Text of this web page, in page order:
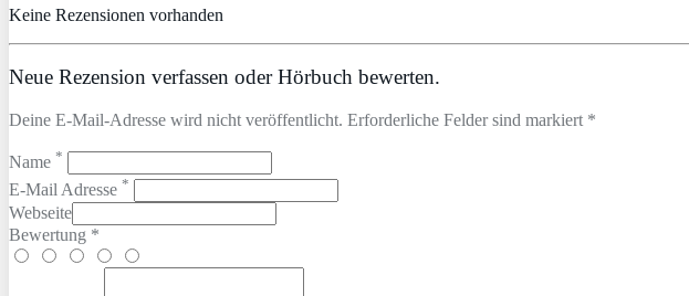
Keine Rezensionen vorhanden
Neue Rezension verfassen oder Hörbuch bewerten.
Deine E-Mail-Adresse wird nicht veröffentlicht. Erforderliche Felder sind markiert *
Name *
E-Mail Adresse *
Webseite
Bewertung *